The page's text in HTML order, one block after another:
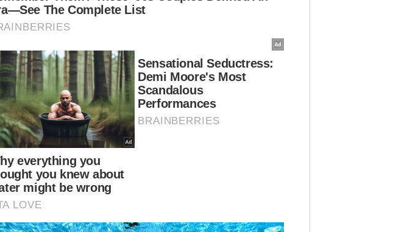
Rafika Fitri yang mula menjalankan perniagaan sejak
2014 dengan menu istimewanya pisang goreng